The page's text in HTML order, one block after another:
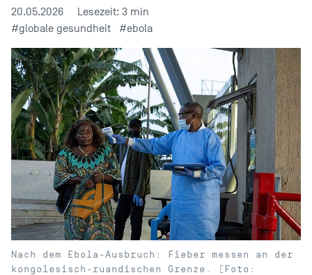
20.05.2026
Lesezeit: 3 min
#globale gesundheit
#ebola
Nach dem Ebola-Ausbruch: Fieber messen an der
kongolesisch-ruandischen Grenze. (Foto: